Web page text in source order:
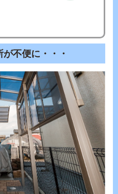
不便に・・・